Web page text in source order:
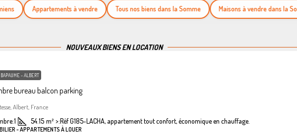
Appartements à vendre Tous nos biens dans la Somme Maisons à vendre dans la Somme
NOUVEAUX BIENS EN LOCATION
- ALBERT
bureau balcon parking
Albert, France
1 54.15 m² >:Réf G185-LACHA, appartement tout confort, économique en chauffage.
- APPARTEMENTS À LOUER